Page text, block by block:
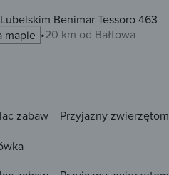
Benimar Tessoro 463
mapie
20 km od Bałtowa
zabaw Przyjazny zwierzętom